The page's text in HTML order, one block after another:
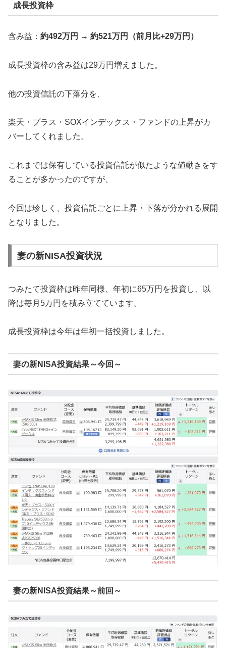
成長投資枠
含み益： 約492万円 → 約521万円（前月比+29万円）
成長投資枠の含み益は29万円増えました。
他の投資信託の下落分を、
楽天・プラス・SOXインデックス・ファンドの上昇がカ
バーしてくれました。
これまでは保有している投資信託が似たような値動きをす
ることが多かったのですが、
今回は珍しく、投資信託ごとに上昇・下落が分かれる展開
となりました。
妻の新NISA投資状況
つみたて投資枠は昨年同様、年初に65万円を投資し、以
降は毎月5万円を積み立てています。
成長投資枠は今年は年初一括投資しました。
妻の新NISA投資結果～今回～
妻の新NISA投資結果～前回～